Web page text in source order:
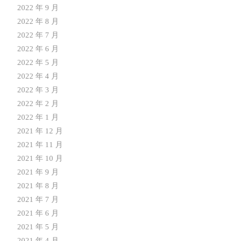
2022 年 9 月
2022 年 8 月
2022 年 7 月
2022 年 6 月
2022 年 5 月
2022 年 4 月
2022 年 3 月
2022 年 2 月
2022 年 1 月
2021 年 12 月
2021 年 11 月
2021 年 10 月
2021 年 9 月
2021 年 8 月
2021 年 7 月
2021 年 6 月
2021 年 5 月